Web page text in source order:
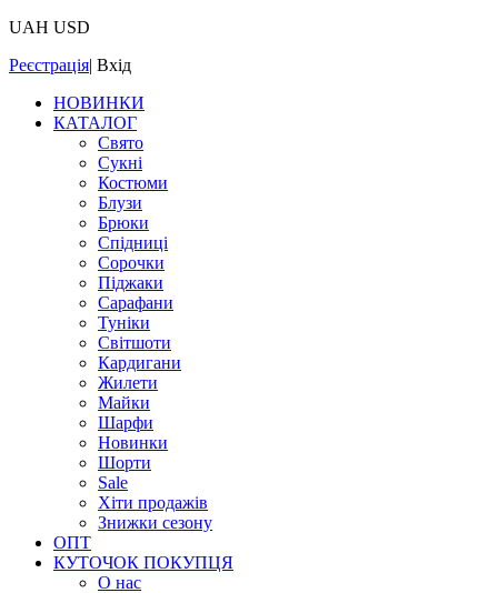
UAH USD
Реєстрація| Вхід
НОВИНКИ
КАТАЛОГ
Свято
Сукні
Костюми
Блузи
Брюки
Спідниці
Сорочки
Піджаки
Сарафани
Туніки
Світшоти
Кардигани
Жилети
Майки
Шарфи
Новинки
Шорти
Sale
Хіти продажів
Знижки сезону
ОПТ
КУТОЧОК ПОКУПЦЯ
О нас